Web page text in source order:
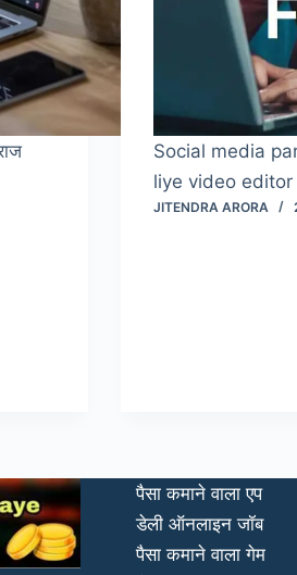
Social media
liye video
JITENDRA ARORA
पैसा कमाने वाला एप
डेली ऑनलाइन जॉब
पैसा कमाने वाला गेम